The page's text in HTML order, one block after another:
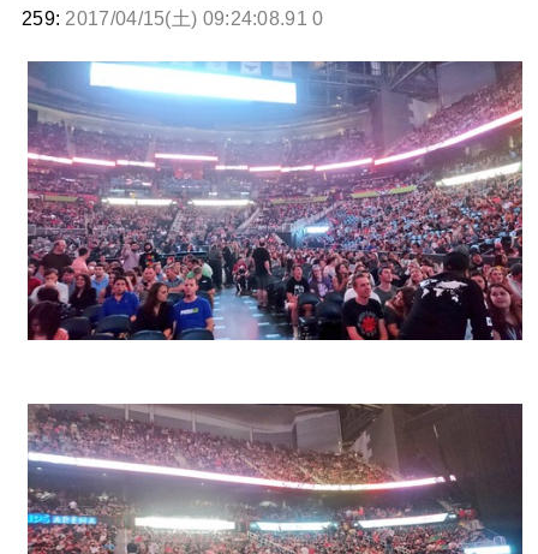
259: 2017/04/15(土) 09:24:08.91 0